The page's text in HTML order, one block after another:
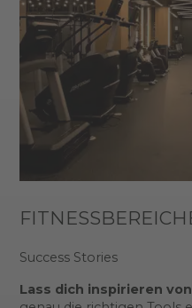
Success Stories
Lass dich inspirieren